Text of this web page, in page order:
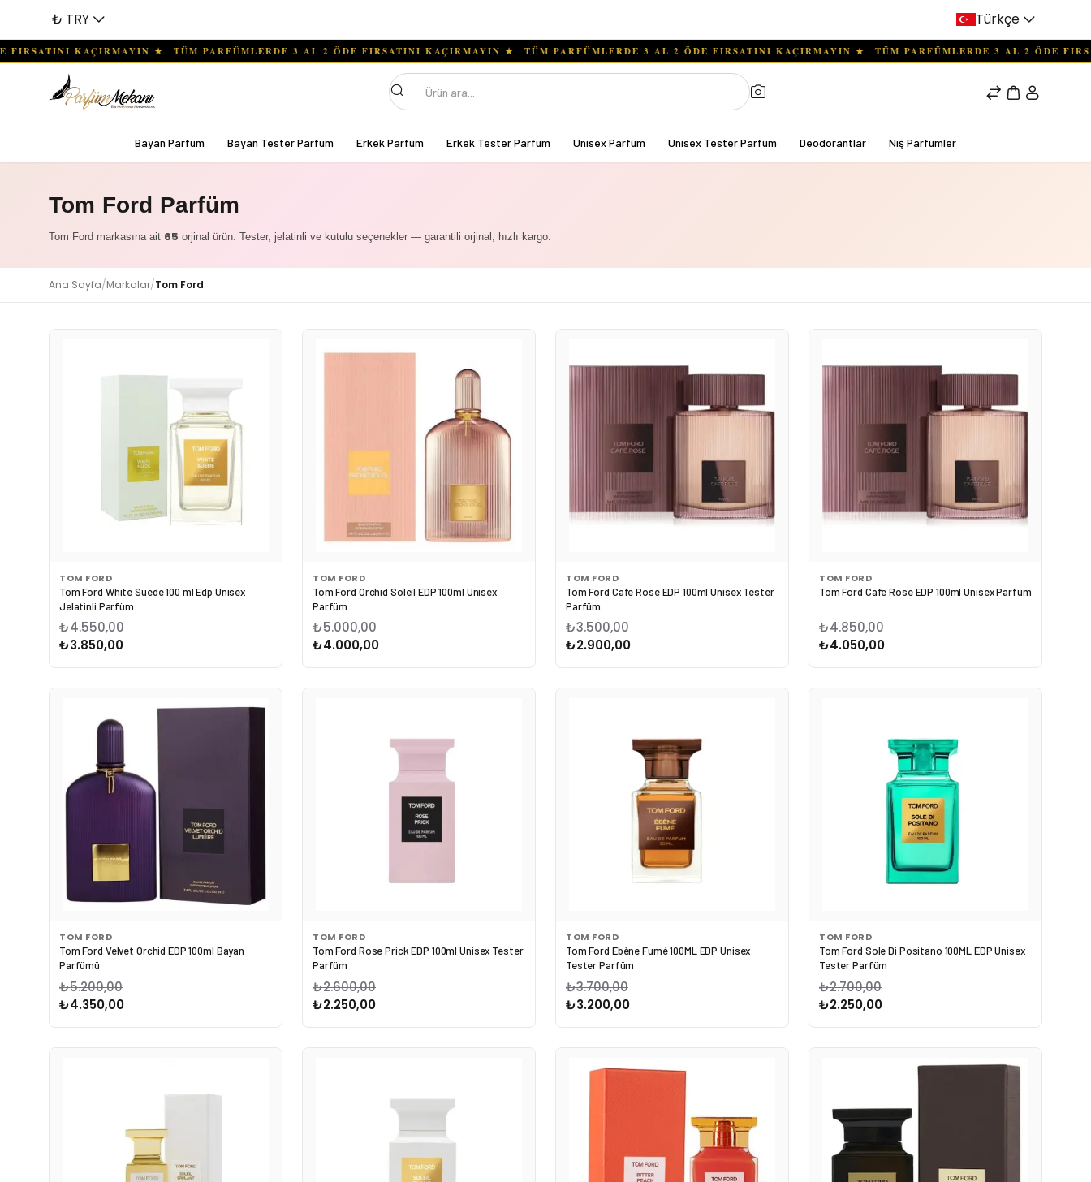
₺ TRY Türkçe
Bayan Parfüm Bayan Tester Parfüm Erkek Parfüm Erkek Tester Parfüm Unisex Parfüm Unisex Tester Parfüm Deodorantlar Niş Parfümler
Ara
Tom Ford Parfüm
Tom Ford markasına ait 65 orjinal ürün. Tester, jelatinli ve kutulu seçenekler — garantili orjinal, hızlı kargo.
Ana Sayfa/Markalar/Tom Ford
TOM FORD
Tom Ford White Suede 100 ml Edp Unisex
Jelatinli Parfüm
₺4.550,00
₺3.850,00
TOM FORD
Tom Ford Orchid Soleil EDP 100ml Unisex
Parfüm
₺5.000,00
₺4.000,00
TOM FORD
Tom Ford Cafe Rose EDP 100ml Unisex Tester
Parfüm
₺3.500,00
₺2.900,00
TOM FORD
Tom Ford Cafe Rose EDP 100ml Unisex Parfüm
₺4.850,00
₺4.050,00
TOM FORD
Tom Ford Velvet Orchid EDP 100ml Bayan
Parfümü
₺5.200,00
₺4.350,00
TOM FORD
Tom Ford Rose Prick EDP 100ml Unisex Tester
Parfüm
₺2.600,00
₺2.250,00
TOM FORD
Tom Ford Ebène Fumé 100ML EDP Unisex
Tester Parfüm
₺3.700,00
₺3.200,00
TOM FORD
Tom Ford Sole Di Positano 100ML EDP Unisex
Tester Parfüm
₺2.700,00
₺2.250,00